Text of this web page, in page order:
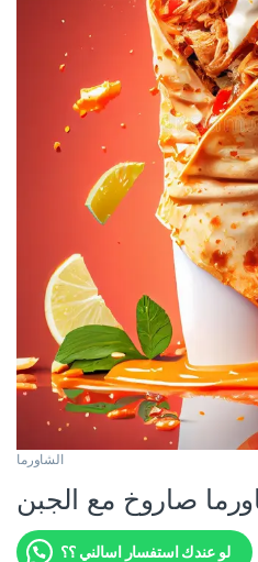
الشاورما
صاروخ مع الجبن
لو عندك استفسار اسالني ؟؟